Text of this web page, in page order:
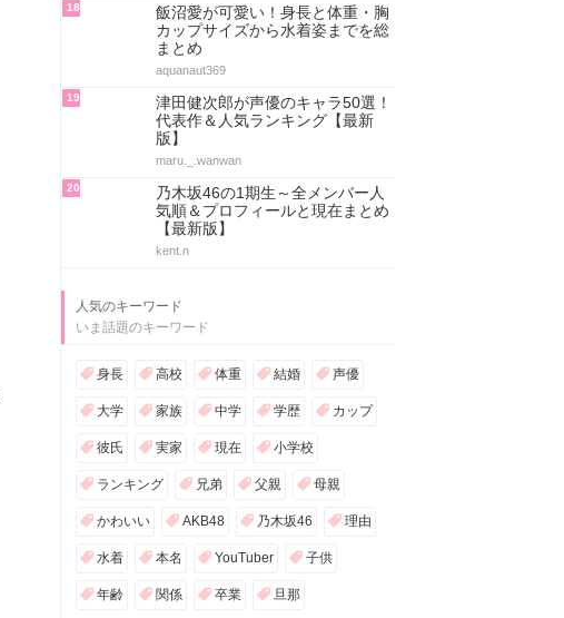
18
飯沼愛が可愛い！身長と体重・胸
カップサイズから水着姿までを総
まとめ
aquanaut369
19
津田健次郎が声優のキャラ50選！
代表作＆人気ランキング【最新
版】
maru._.wanwan
20
乃木坂46の1期生～全メンバー人
気順＆プロフィールと現在まとめ
【最新版】
kent.n
人気のキーワード
いま話題のキーワード
身長 高校 体重 結婚 声優
大学 家族 中学 学歴 カップ
彼氏 実家 現在 小学校
ランキング 兄弟 父親 母親
かわいい AKB48 乃木坂46 理由
水着 本名 YouTuber 子供
年齢 関係 卒業 旦那